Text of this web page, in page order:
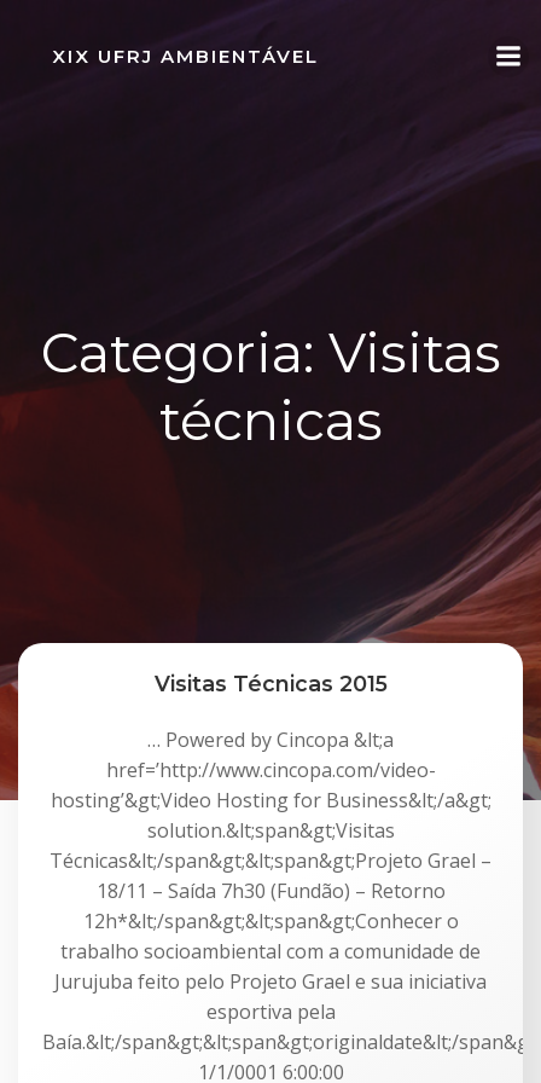
para
o
XIX UFRJ AMBIENTÁVEL
Categoria: Visitas
técnicas
Visitas Técnicas 2015
… Powered by Cincopa &lt;a
href=’http://www.cincopa.com/video-
hosting’&gt;Video Hosting for Business&lt;/a&gt;
solution.&lt;span&gt;Visitas
Técnicas&lt;/span&gt;&lt;span&gt;Projeto Grael –
18/11 – Saída 7h30 (Fundão) – Retorno
12h*&lt;/span&gt;&lt;span&gt;Conhecer o
trabalho socioambiental com a comunidade de
Jurujuba feito pelo Projeto Grael e sua iniciativa
esportiva pela
Baía.&lt;/span&gt;&lt;span&gt;originaldate&lt;/
1/1/0001 6:00:00